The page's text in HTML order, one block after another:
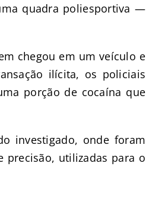
quadra poliesportiva —
chegou em um veículo e
ilícita, os policiais
porção de cocaína que
investigado, onde foram
precisão, utilizadas para o